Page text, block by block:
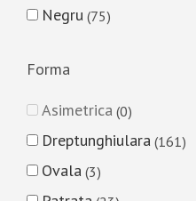
Negru 75
Forma
Asimetrica 0
Dreptunghiulara 161
Ovala 3